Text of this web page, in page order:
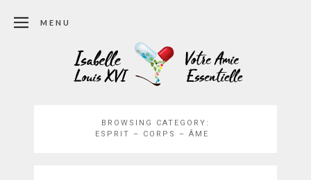
MENU
BROWSING CATEGORY:
ESPRIT – CORPS – ÂME